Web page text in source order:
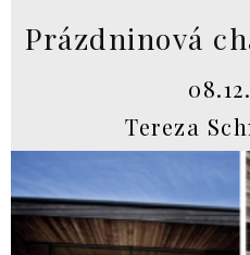
Prázdninová
Tereza